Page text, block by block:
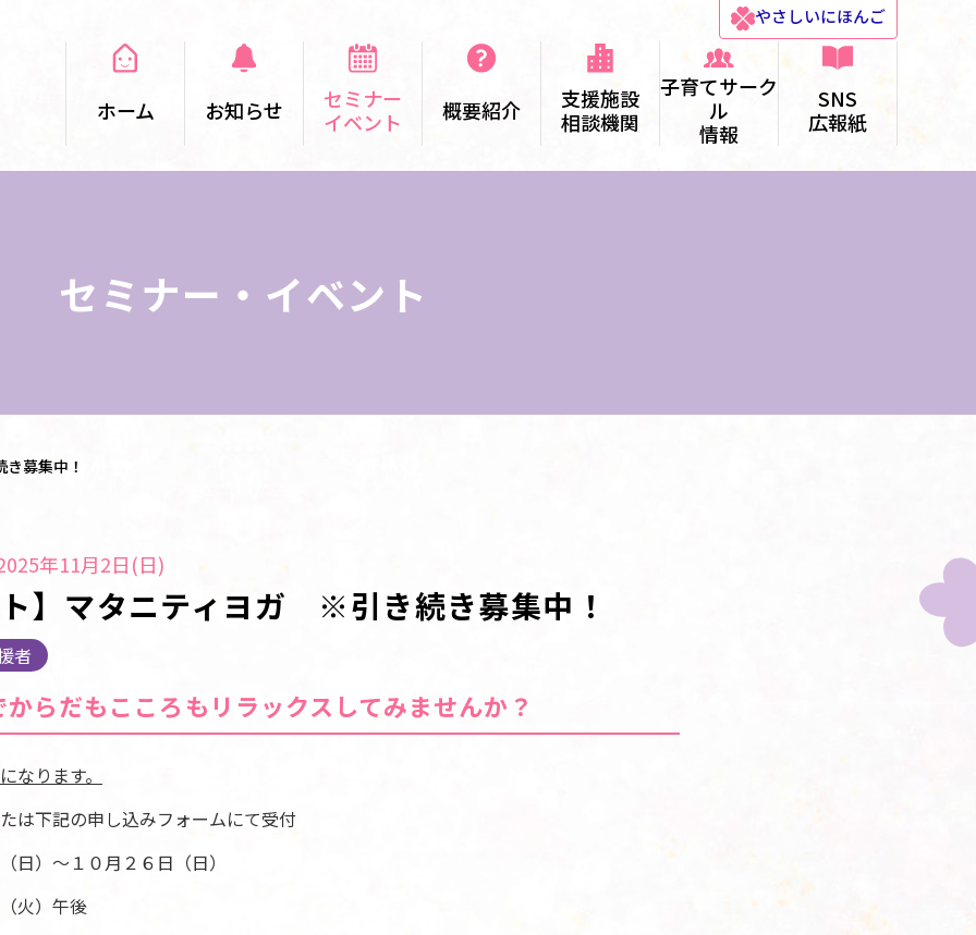
やさしいにほんご
ホーム お知らせ
セミナー
イベント
概要紹介
支援施設
相談機関
子育てサーク
ル
情報
SNS
広報紙
セミナー・イベント
募集中！
年11月2日(日)
】マタニティヨガ ※引き続き募集中！
者
らだもこころもリラックスしてみませんか？
ります。
は下記の申し込みフォームにて受付
日）～１０月２６日（日）
火）午後